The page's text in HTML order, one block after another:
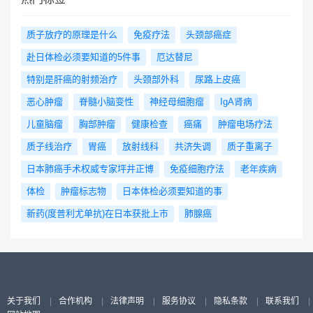
质子放疗的原理是什么 免疫疗法 头颈部癌症
赴日体检必须要知道的5件事 厄达替尼
特别是肝癌的射频治疗 头颈部外科 尿路上皮癌
恶心肿瘤 脊髓小脑变性 神经母细胞瘤 IgA肾病
儿童脑瘤 胸部肿瘤 健康检查 癌痛 肿瘤电场疗法
质子线治疗 胃癌 放射线科 共济失调 质子重离子
日本肺癌手术权威专家坪井正博 免疫细胞疗法 老年疾病
体检 肿瘤标志物 日本体检必须要知道的事
新药(度普利尤单抗)在日本获批上市 肺腺癌
关于我们 合作机构 法律声明 服务协议 隐私条款 联系我们